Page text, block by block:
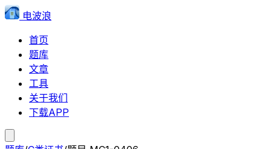
电波浪
首页
题库
文章
工具
关于我们
下载APP